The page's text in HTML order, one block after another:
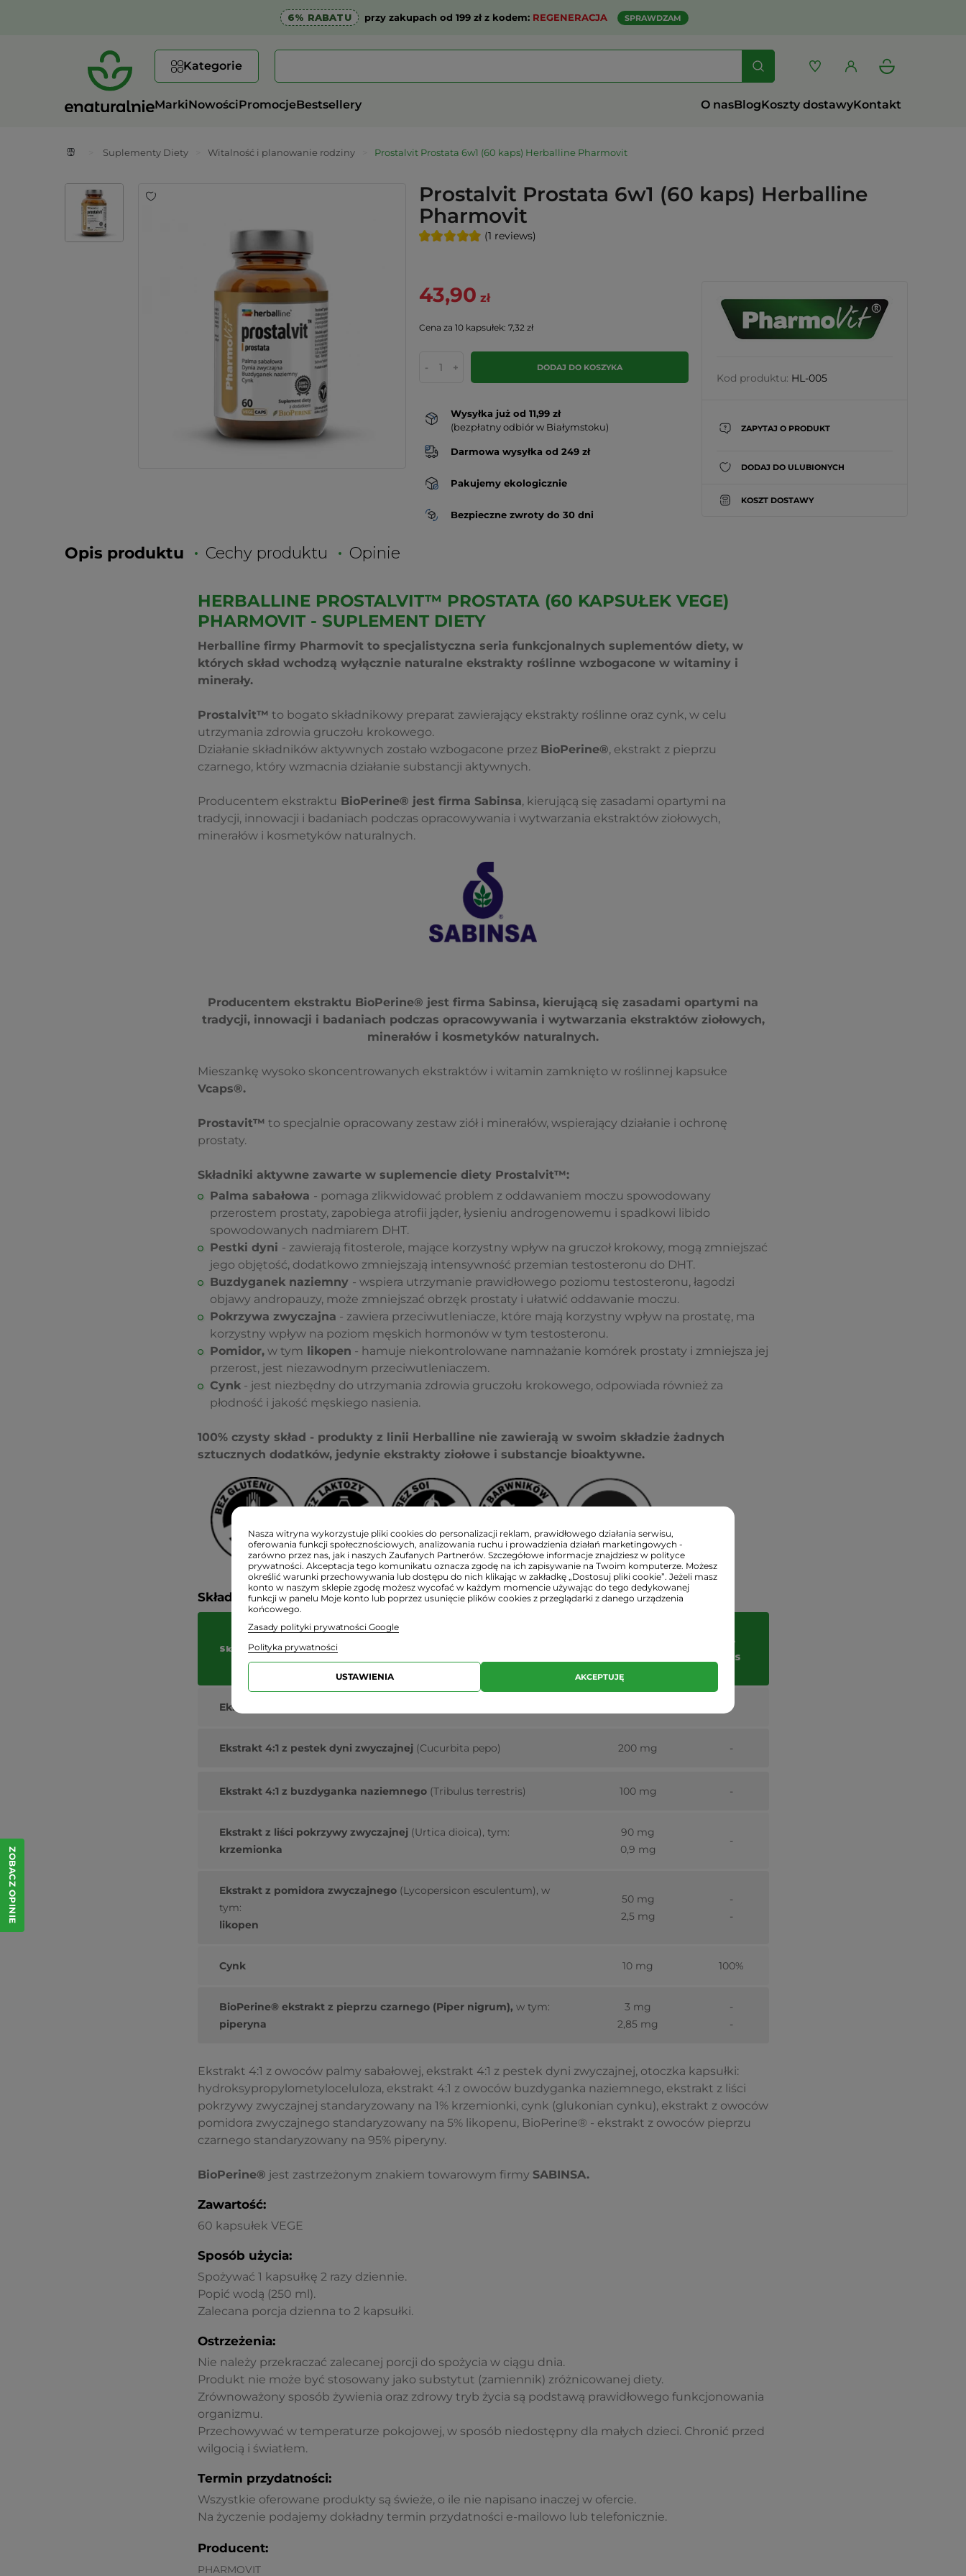
6% RABATU przy zakupach od 199 zł z kodem: REGENERACJA SPRAWDZAM
Kategorie
MarkiNowościPromocjeBestsellery O nasBlogKoszty dostawyKontakt
Suplementy Diety Witalność i planowanie rodziny Prostalvit Prostata 6w1 (60 kaps) Herballine Pharmovit
Prostalvit Prostata 6w1 (60 kaps) Herballine
Pharmovit
(1 reviews)
43,90 zł
Cena za 10 kapsułek: 7,32 zł
- + DODAJ DO KOSZYKA
Wysyłka już od 11,99 zł
(bezpłatny odbiór w Białymstoku)
Darmowa wysyłka od 249 zł
Pakujemy ekologicznie
Bezpieczne zwroty do 30 dni
Kod produktu: HL-005
ZAPYTAJ O PRODUKT
DODAJ DO ULUBIONYCH
KOSZT DOSTAWY
Opis produktu Cechy produktu Opinie
HERBALLINE PROSTALVIT™ PROSTATA (60 KAPSUŁEK VEGE)
PHARMOVIT - SUPLEMENT DIETY
Herballine firmy Pharmovit to specjalistyczna seria funkcjonalnych suplementów diety, w
których skład wchodzą wyłącznie naturalne ekstrakty roślinne wzbogacone w witaminy i
minerały.
Prostalvit™ to bogato składnikowy preparat zawierający ekstrakty roślinne oraz cynk, w celu
utrzymania zdrowia gruczołu krokowego.
Działanie składników aktywnych zostało wzbogacone przez BioPerine®, ekstrakt z pieprzu
czarnego, który wzmacnia działanie substancji aktywnych.
Producentem ekstraktu BioPerine® jest firma Sabinsa, kierującą się zasadami opartymi na
tradycji, innowacji i badaniach podczas opracowywania i wytwarzania ekstraktów ziołowych,
minerałów i kosmetyków naturalnych.
Producentem ekstraktu BioPerine® jest firma Sabinsa, kierującą się zasadami opartymi na
tradycji, innowacji i badaniach podczas opracowywania i wytwarzania ekstraktów ziołowych,
minerałów i kosmetyków naturalnych.
Mieszankę wysoko skoncentrowanych ekstraktów i witamin zamknięto w roślinnej kapsułce
Vcaps®.
Prostavit™ to specjalnie opracowany zestaw ziół i minerałów, wspierający działanie i ochronę
prostaty.
Składniki aktywne zawarte w suplemencie diety Prostalvit™:
Palma sabałowa - pomaga zlikwidować problem z oddawaniem moczu spowodowany
przerostem prostaty, zapobiega atrofii jąder, łysieniu androgenowemu i spadkowi libido
spowodowanych nadmiarem DHT.
Pestki dyni - zawierają fitosterole, mające korzystny wpływ na gruczoł krokowy, mogą zmniejszać
jego objętość, dodatkowo zmniejszają intensywność przemian testosteronu do DHT.
Buzdyganek naziemny - wspiera utrzymanie prawidłowego poziomu testosteronu, łagodzi
objawy andropauzy, może zmniejszać obrzęk prostaty i ułatwić oddawanie moczu.
Pokrzywa zwyczajna - zawiera przeciwutleniacze, które mają korzystny wpływ na prostatę, ma
korzystny wpływ na poziom męskich hormonów w tym testosteronu.
Pomidor,w tym likopen - hamuje niekontrolowane namnażanie komórek prostaty i zmniejsza jej
przerost, jest niezawodnym przeciwutleniaczem.
Cynk- jest niezbędny do utrzymania zdrowia gruczołu krokowego, odpowiada również za
płodność i jakość męskiego nasienia.
100% czysty skład - produkty z linii Herballine nie zawierają w swoim składzie żadnych
sztucznych dodatków, jedynie ekstrakty ziołowe i substancje bioaktywne.
Składniki:
Składniki
%
RWS
Ekstrakt 4:1 z owoców palmy sabałowej -
Ekstrakt 4:1 z pestek dyni zwyczajnej(Cucurbita pepo) 200 mg -
Ekstrakt 4:1 z buzdyganka naziemnego(Tribulus terrestris) 100 mg -
Ekstrakt z liści pokrzywy zwyczajnej(Urtica dioica), tym:
krzemionka
90 mg
0,9 mg
-
Ekstrakt z pomidora zwyczajnego(Lycopersicon esculentum), w
tym:
likopen
50 mg
2,5 mg
-
-
Cynk 10 mg 100%
BioPerine® ekstrakt z pieprzu czarnego (Piper nigrum), w tym:
piperyna
3 mg
2,85 mg
-
-
Ekstrakt 4:1 z owoców palmy sabałowej, ekstrakt 4:1 z pestek dyni zwyczajnej, otoczka kapsułki:
hydroksypropylometyloceluloza, ekstrakt 4:1 z owoców buzdyganka naziemnego, ekstrakt z liści
pokrzywy zwyczajnej standaryzowany na 1% krzemionki, cynk (glukonian cynku), ekstrakt z owoców
pomidora zwyczajnego standaryzowany na 5% likopenu, BioPerine® - ekstrakt z owoców pieprzu
czarnego standaryzowany na 95% piperyny.
BioPerine® jest zastrzeżonym znakiem towarowym firmy SABINSA.
Zawartość:
60 kapsułek VEGE
Sposób użycia:
Spożywać 1 kapsułkę 2 razy dziennie.
Popić wodą (250 ml).
Zalecana porcja dzienna to 2 kapsułki.
Ostrzeżenia:
Nie należy przekraczać zalecanej porcji do spożycia w ciągu dnia.
Produkt nie może być stosowany jako substytut (zamiennik) zróżnicowanej diety.
Zrównoważony sposób żywienia oraz zdrowy tryb życia są podstawą prawidłowego funkcjonowania
organizmu.
Przechowywać w temperaturze pokojowej, w sposób niedostępny dla małych dzieci. Chronić przed
wilgocią i światłem.
Termin przydatności:
Wszystkie oferowane produkty są świeże, o ile nie napisano inaczej w ofercie.
Na życzenie podajemy dokładny termin przydatności e-mailowo lub telefonicznie.
Producent:
PHARMOVIT
Nasza witryna wykorzystuje pliki cookies do personalizacji reklam, prawidłowego działania serwisu,
oferowania funkcji społecznościowych, analizowania ruchu i prowadzienia działań marketingowych -
zarówno przez nas, jak i naszych Zaufanych Partnerów. Szczegółowe informacje znajdziesz w polityce
prywatności. Akceptacja tego komunikatu oznacza zgodę na ich zapisywanie na Twoim komputerze. Możesz
określić warunki przechowywania lub dostępu do nich klikając w zakładkę „Dostosuj pliki cookie”. Jeżeli masz
konto w naszym sklepie zgodę możesz wycofać w każdym momencie używając do tego dedykowanej
funkcji w panelu Moje konto lub poprzez usunięcie plików cookies z przeglądarki z danego urządzenia
końcowego.
Zasady polityki prywatności Google
Polityka prywatności
USTAWIENIA AKCEPTUJĘ
ZOBACZ OPINIE